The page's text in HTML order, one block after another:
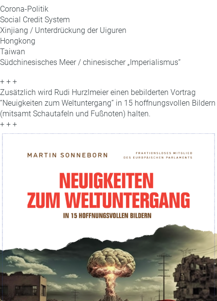
Corona-Politik
Social Credit System
Xinjiang / Unterdrückung der Uiguren
Hongkong
Taiwan
Südchinesisches Meer / chinesischer „Imperialismus“
+ + +
Zusätzlich wird Rudi Hurzlmeier einen bebilderten Vortrag
“Neuigkeiten zum Weltuntergang” in 15 hoffnungsvollen Bildern
(mitsamt Schautafeln und Fußnoten) halten.
+ + +